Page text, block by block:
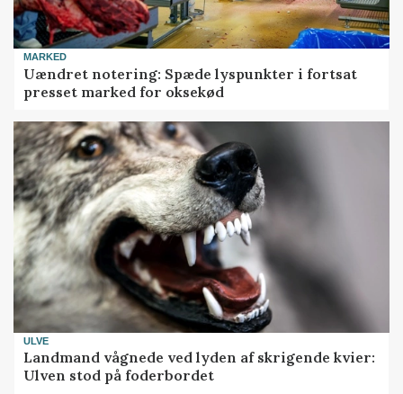
MARKED
Uændret notering: Spæde lyspunkter i fortsat
presset marked for oksekød
ULVE
Landmand vågnede ved lyden af skrigende kvier:
Ulven stod på foderbordet